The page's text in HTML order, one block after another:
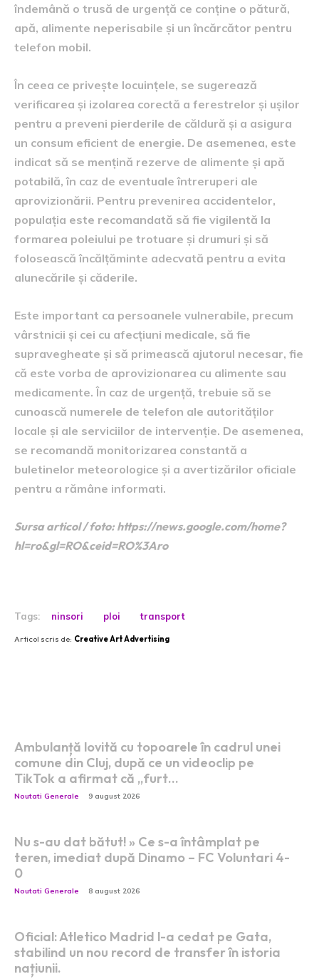
îndemână o trusă de urgență ce conține o pătură,
apă, alimente neperisabile și un încărcător pentru
telefon mobil.
În ceea ce privește locuințele, se sugerează
verificarea și izolarea corectă a ferestrelor și ușilor
pentru a preveni pierderile de căldură și a asigura
un consum eficient de energie. De asemenea, este
indicat să se mențină rezerve de alimente și apă
potabilă, în caz de eventuale întreruperi ale
aprovizionării. Pentru prevenirea accidentelor,
populația este recomandată să fie vigilentă la
formarea poleiului pe trotuare și drumuri și să
folosească încălțăminte adecvată pentru a evita
alunecările și căderile.
Este important ca persoanele vulnerabile, precum
vârstnicii și cei cu afecțiuni medicale, să fie
supravegheate și să primească ajutorul necesar, fie
că este vorba de aprovizionarea cu alimente sau
medicamente. În caz de urgență, trebuie să se
cunoască numerele de telefon ale autorităților
locale și ale serviciilor de intervenție. De asemenea,
se recomandă monitorizarea constantă a
buletinelor meteorologice și a avertizărilor oficiale
pentru a rămâne informati.
Sursa articol / foto: https://news.google.com/home?
hl=ro&gl=RO&ceid=RO%3Aro
Tags: ninsori ploi transport
Articol scris de: Creative Art Advertising
Ambulanță lovită cu topoarele în cadrul unei
comune din Cluj, după ce un videoclip pe
TikTok a afirmat că „furt…
Noutati Generale 9 august 2026
Nu s-au dat bătut! » Ce s-a întâmplat pe
teren, imediat după Dinamo – FC Voluntari 4-
0
Noutati Generale 8 august 2026
Oficial: Atletico Madrid l-a cedat pe Gata,
stabilind un nou record de transfer în istoria
națiunii.